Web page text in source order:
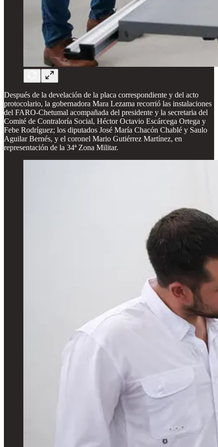
Después de la develación de la placa correspondiente y del acto
protocolario, la gobernadora Mara Lezama recorrió las instalaciones
del FARO-Chetumal acompañada del presidente y la secretaria del
Comité de Contraloría Social, Héctor Octavio Escárcega Ortega y
Febe Rodríguez; los diputados José María Chacón Chablé y Saulo
Aguilar Bernés, y el coronel Mario Gutiérrez Martínez, en
representación de la 34ª Zona Militar.